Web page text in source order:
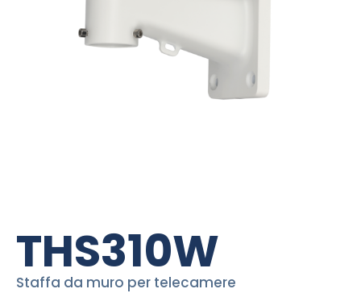
THS310W
Staffa da muro per telecamere